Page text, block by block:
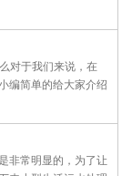
对于我们来说，在
编简单的给大家介绍
非常明显的，为了让